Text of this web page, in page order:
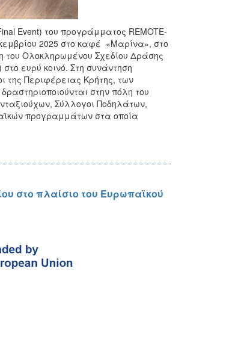
Event) του προγράμματος REMOTE-
2025 στο καφέ «Μαρίνα», στο
του Ολοκληρωμένου Σχεδίου Δράσης
ευρύ κοινό. Στη συνάντηση
της Περιφέρειας Κρήτης, των
στην πόλη του
Σύλλογοι Ποδηλάτων,
προγραμμάτων στα οποία
στο πλαίσιο του Ευρωπαϊκού